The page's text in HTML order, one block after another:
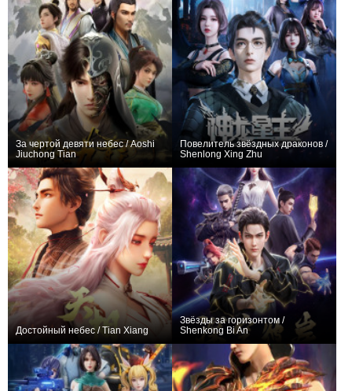
За чертой девяти небес / Aoshi
Jiuchong Tian
Повелитель звёздных драконов /
Shenlong Xing Zhu
Достойный небес / Tian Xiang
Звёзды за горизонтом /
Shenkong Bi An